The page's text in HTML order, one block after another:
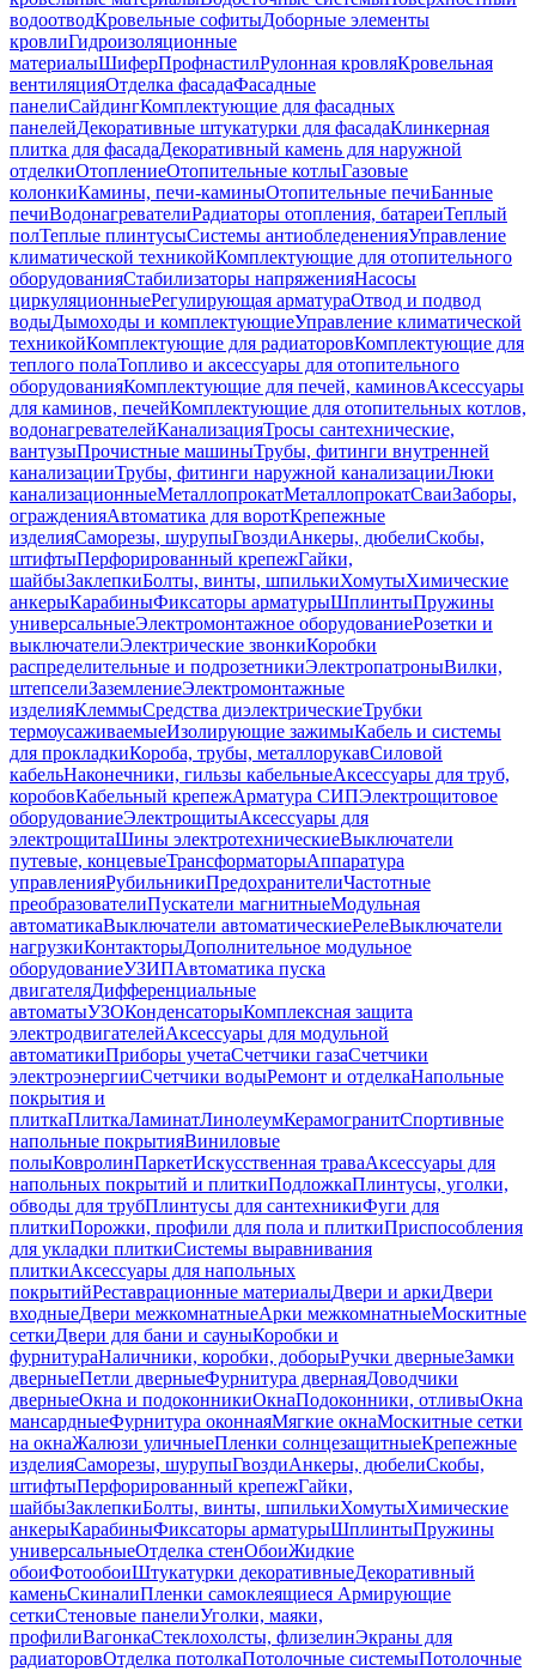
водоотводКровельные софитыДоборные элементы
кровлиГидроизоляционные
материалыШиферПрофнастилРулонная кровляКровельная
вентиляцияОтделка фасадаФасадные
панелиСайдингКомплектующие для фасадных
панелейДекоративные штукатурки для фасадаКлинкерная
плитка для фасадаДекоративный камень для наружной
отделкиОтоплениеОтопительные котлыГазовые
колонкиКамины, печи-каминыОтопительные печиБанные
печиВодонагревателиРадиаторы отопления, батареиТеплый
полТеплые плинтусыСистемы антиобледененияУправление
климатической техникойКомплектующие для отопительного
оборудованияСтабилизаторы напряженияНасосы
циркуляционныеРегулирующая арматураОтвод и подвод
водыДымоходы и комплектующиеУправление климатической
техникойКомплектующие для радиаторовКомплектующие для
теплого полаТопливо и аксессуары для отопительного
оборудованияКомплектующие для печей, каминовАксессуары
для каминов, печейКомплектующие для отопительных котлов,
водонагревателейКанализацияТросы сантехнические,
вантузыПрочистные машиныТрубы, фитинги внутренней
канализацииТрубы, фитинги наружной канализацииЛюки
канализационныеМеталлопрокатМеталлопрокатСваиЗаборы,
огражденияАвтоматика для воротКрепежные
изделияСаморезы, шурупыГвоздиАнкеры, дюбелиСкобы,
штифтыПерфорированный крепежГайки,
шайбыЗаклепкиБолты, винты, шпилькиХомутыХимические
анкерыКарабиныФиксаторы арматурыШплинтыПружины
универсальныеЭлектромонтажное оборудованиеРозетки и
выключателиЭлектрические звонкиКоробки
распределительные и подрозетникиЭлектропатроныВилки,
штепселиЗаземлениеЭлектромонтажные
изделияКлеммыСредства диэлектрическиеТрубки
термоусаживаемыеИзолирующие зажимыКабель и системы
для прокладкиКороба, трубы, металлорукавСиловой
кабельНаконечники, гильзы кабельныеАксессуары для труб,
коробовКабельный крепежАрматура СИПЭлектрощитовое
оборудованиеЭлектрощитыАксессуары для
электрощитаШины электротехническиеВыключатели
путевые, концевыеТрансформаторыАппаратура
управленияРубильникиПредохранителиЧастотные
преобразователиПускатели магнитныеМодульная
автоматикаВыключатели автоматическиеРелеВыключатели
нагрузкиКонтакторыДополнительное модульное
оборудованиеУЗИПАвтоматика пуска
двигателяДифференциальные
автоматыУЗОКонденсаторыКомплексная защита
электродвигателейАксессуары для модульной
автоматикиПриборы учетаСчетчики газаСчетчики
электроэнергииСчетчики водыРемонт и отделкаНапольные
покрытия и
плиткаПлиткаЛаминатЛинолеумКерамогранитСпортивные
напольные покрытияВиниловые
полыКовролинПаркетИскусственная траваАксессуары для
напольных покрытий и плиткиПодложкаПлинтусы, уголки,
обводы для трубПлинтусы для сантехникиФуги для
плиткиПорожки, профили для пола и плиткиПриспособления
для укладки плиткиСистемы выравнивания
плиткиАксессуары для напольных
покрытийРеставрационные материалыДвери и аркиДвери
входныеДвери межкомнатныеАрки межкомнатныеМоскитные
сеткиДвери для бани и сауныКоробки и
фурнитураНаличники, коробки, доборыРучки дверныеЗамки
дверныеПетли дверныеФурнитура двернаяДоводчики
дверныеОкна и подоконникиОкнаПодоконники, отливыОкна
мансардныеФурнитура оконнаяМягкие окнаМоскитные сетки
на окнаЖалюзи уличныеПленки солнцезащитныеКрепежные
изделияСаморезы, шурупыГвоздиАнкеры, дюбелиСкобы,
штифтыПерфорированный крепежГайки,
шайбыЗаклепкиБолты, винты, шпилькиХомутыХимические
анкерыКарабиныФиксаторы арматурыШплинтыПружины
универсальныеОтделка стенОбоиЖидкие
обоиФотообоиШтукатурки декоративныеДекоративный
каменьСкиналиПленки самоклеящиеся Армирующие
сеткиСтеновые панелиУголки, маяки,
профилиВагонкаСтеклохолсты, флизелинЭкраны для
радиаторовОтделка потолкаПотолочные системыПотолочные